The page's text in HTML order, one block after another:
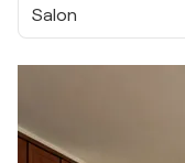
Salon